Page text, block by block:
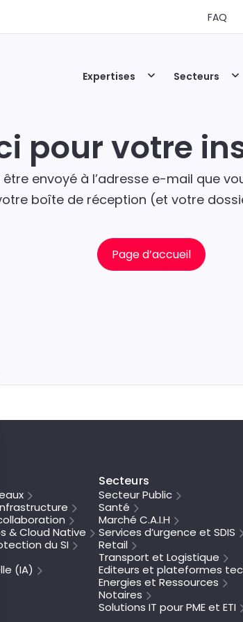
FAQ
Expertises Secteurs
pour votre
envoyé à l’adresse e-mail que
boîte de réception (et votre
Page d’accueil
& Cloud Native
du SI
(IA)
Secteurs
Secteur Public
Santé
Marché C.A.I.H
Services d’urgence et SDIS
Retail
Transport et Logistique
Editeurs et plateformes
Energies et Ressources
Notaires
Solutions IT pour PME et ETI